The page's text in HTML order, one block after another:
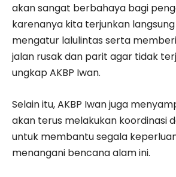
akan sangat berbahaya bagi
karenanya kita terjunkan
mengatur lalulintas serta
jalan rusak dan parit agar tidak
ungkap AKBP Iwan.
Selain itu, AKBP Iwan juga
akan terus melakukan koordinasi
untuk membantu segala
menangani bencana alam ini.